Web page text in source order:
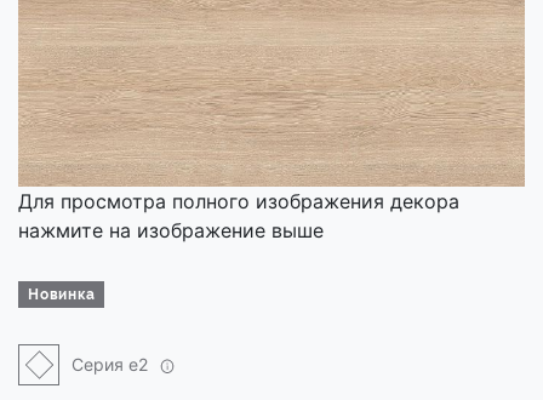
Для просмотра полного изображения декора
нажмите на изображение выше
Новинка
Серия e2